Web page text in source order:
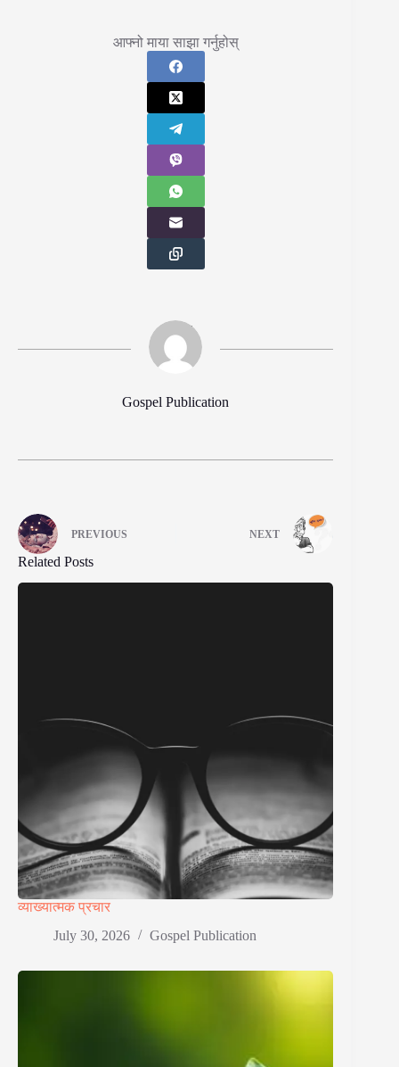
आफ्नो माया साझा गर्नुहोस्
Gospel Publication
PREVIOUS NEXT
Related Posts
व्याख्यात्मक प्रचार
July 30, 2026
Gospel Publication